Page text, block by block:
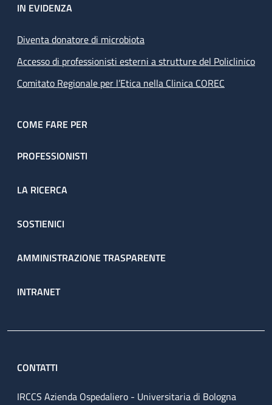
IN EVIDENZA
Diventa donatore di microbiota
Accesso di professionisti esterni a strutture del Policlinico
Comitato Regionale per l’Etica nella Clinica COREC
COME FARE PER
PROFESSIONISTI
LA RICERCA
SOSTIENICI
AMMINISTRAZIONE TRASPARENTE
INTRANET
CONTATTI
IRCCS Azienda Ospedaliero - Universitaria di Bologna